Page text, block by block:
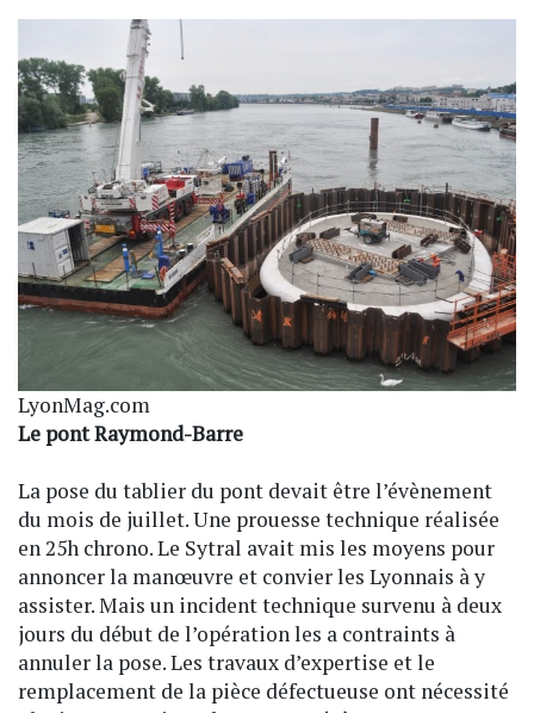
LyonMag.com
Le pont Raymond-Barre
La pose du tablier du pont devait être l’évènement
du mois de juillet. Une prouesse technique réalisée
en 25h chrono. Le Sytral avait mis les moyens pour
annoncer la manœuvre et convier les Lyonnais à y
assister. Mais un incident technique survenu à deux
jours du début de l’opération les a contraints à
annuler la pose. Les travaux d’expertise et le
remplacement de la pièce défectueuse ont nécessité